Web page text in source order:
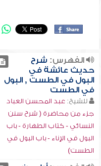
الفهرس: شرح
حديث عائشة في
البول في الطست , البول
في الطست
للشيخ: عبد المحسن العباد
جزء من محاضرة ( شرح سنن
النسائي - كتاب الطهارة - باب
البول في الإناء - باب البول في
الطست)